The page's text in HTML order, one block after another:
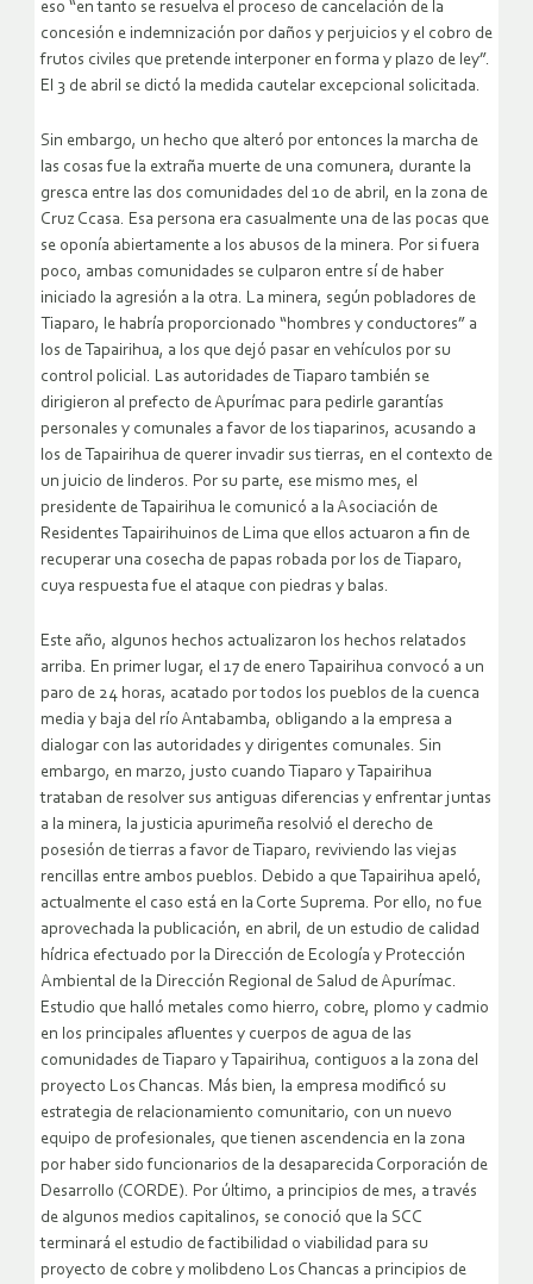
eso “en tanto se resuelva el proceso de cancelación de la
concesión e indemnización por daños y perjuicios y el cobro de
frutos civiles que pretende interponer en forma y plazo de ley”.
El 3 de abril se dictó la medida cautelar excepcional solicitada.
Sin embargo, un hecho que alteró por entonces la marcha de
las cosas fue la extraña muerte de una comunera, durante la
gresca entre las dos comunidades del 10 de abril, en la zona de
Cruz Ccasa. Esa persona era casualmente una de las pocas que
se oponía abiertamente a los abusos de la minera. Por si fuera
poco, ambas comunidades se culparon entre sí de haber
iniciado la agresión a la otra. La minera, según pobladores de
Tiaparo, le habría proporcionado “hombres y conductores” a
los de Tapairihua, a los que dejó pasar en vehículos por su
control policial. Las autoridades de Tiaparo también se
dirigieron al prefecto de Apurímac para pedirle garantías
personales y comunales a favor de los tiaparinos, acusando a
los de Tapairihua de querer invadir sus tierras, en el contexto de
un juicio de linderos. Por su parte, ese mismo mes, el
presidente de Tapairihua le comunicó a la Asociación de
Residentes Tapairihuinos de Lima que ellos actuaron a fin de
recuperar una cosecha de papas robada por los de Tiaparo,
cuya respuesta fue el ataque con piedras y balas.
Este año, algunos hechos actualizaron los hechos relatados
arriba. En primer lugar, el 17 de enero Tapairihua convocó a un
paro de 24 horas, acatado por todos los pueblos de la cuenca
media y baja del río Antabamba, obligando a la empresa a
dialogar con las autoridades y dirigentes comunales. Sin
embargo, en marzo, justo cuando Tiaparo y Tapairihua
trataban de resolver sus antiguas diferencias y enfrentar juntas
a la minera, la justicia apurimeña resolvió el derecho de
posesión de tierras a favor de Tiaparo, reviviendo las viejas
rencillas entre ambos pueblos. Debido a que Tapairihua apeló,
actualmente el caso está en la Corte Suprema. Por ello, no fue
aprovechada la publicación, en abril, de un estudio de calidad
hídrica efectuado por la Dirección de Ecología y Protección
Ambiental de la Dirección Regional de Salud de Apurímac.
Estudio que halló metales como hierro, cobre, plomo y cadmio
en los principales afluentes y cuerpos de agua de las
comunidades de Tiaparo y Tapairihua, contiguos a la zona del
proyecto Los Chancas. Más bien, la empresa modificó su
estrategia de relacionamiento comunitario, con un nuevo
equipo de profesionales, que tienen ascendencia en la zona
por haber sido funcionarios de la desaparecida Corporación de
Desarrollo (CORDE). Por último, a principios de mes, a través
de algunos medios capitalinos, se conoció que la SCC
terminará el estudio de factibilidad o viabilidad para su
proyecto de cobre y molibdeno Los Chancas a principios de